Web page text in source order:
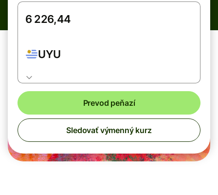
UYU
Prevod peňazí
Sledovať výmenný kurz